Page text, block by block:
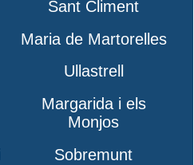
Sant Climent
Maria de Martorelles
Ullastrell
Margarida i els
Monjos
Sobremunt